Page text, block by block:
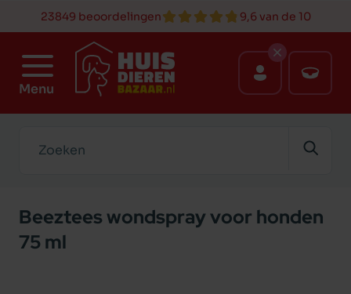
23849 beoordelingen 9,6 van de 10
Menu
Beeztees wondspray voor honden
75 ml